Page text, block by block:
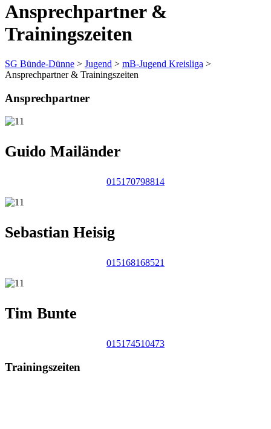
Ansprechpartner &
Trainingszeiten
SG Bünde-Dünne > Jugend > mB-Jugend Kreisliga >
Ansprechpartner & Trainingszeiten
Ansprechpartner
Guido Mailänder
015170798814
Sebastian Heisig
015168168521
Tim Bunte
015174510473
Trainingszeiten